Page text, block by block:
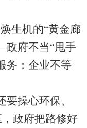
生机的“黄金廊
府不当“甩手
务；企业不等
操心环保、
政府把路修好